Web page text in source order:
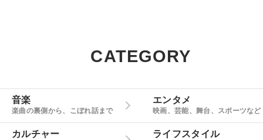
CATEGORY
音楽
楽曲の裏側から、こぼれ話まで
エンタメ
映画、芸能、舞台、スポーツなど
カルチャー ライフスタイル